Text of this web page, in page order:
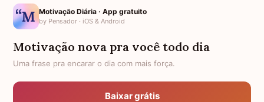
Nomes pelo Mundo
Política de Privacidade
Motivação Diária · App gratuito
by Pensador · iOS & Android
Motivação nova pra você todo dia
Uma frase pra encarar o dia com mais força.
Baixar grátis